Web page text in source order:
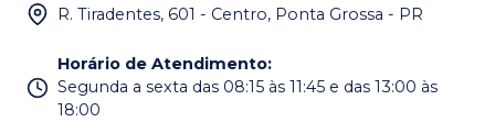
R. Tiradentes, 601 - Centro, Ponta Grossa - PR
Horário de Atendimento:
Segunda a sexta das 08:15 às 11:45 e das 13:00 às
18:00